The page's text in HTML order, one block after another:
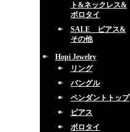
ト&ネックレス&
ボロタイ
SALE ピアス&
その他
Hopi Jewelry
リング
バングル
ペンダントトップ
ピアス
ボロタイ